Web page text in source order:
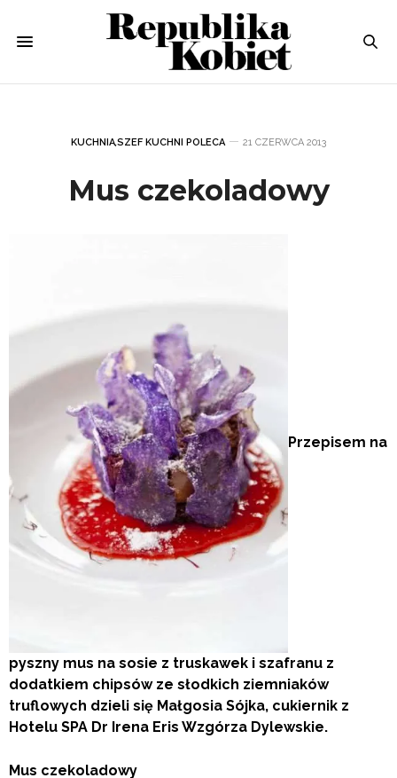
KUCHNIA,SZEF KUCHNI POLECA 21 CZERWCA 2013
Mus czekoladowy
Przepisem na
pyszny mus na sosie z truskawek i szafranu z
dodatkiem chipsów ze słodkich ziemniaków
truflowych dzieli się Małgosia Sójka, cukiernik z
Hotelu SPA Dr Irena Eris Wzgórza Dylewskie.
Mus czekoladowy